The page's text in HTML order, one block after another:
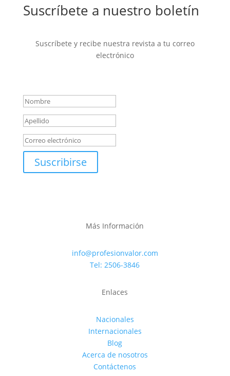
Suscríbete a nuestro boletín
Suscríbete y recibe nuestra revista a tu correo
electrónico
Suscribirse
Más Información
info@profesionvalor.com
Tel: 2506-3846
Enlaces
Nacionales
Internacionales
Blog
Acerca de nosotros
Contáctenos